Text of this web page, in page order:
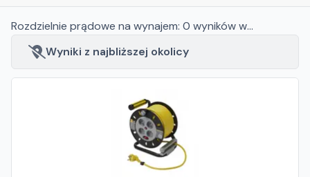
Rozdzielnie prądowe na wynajem: 0 wynikóww
Sosnowcu
Wyniki z najbliższej okolicy